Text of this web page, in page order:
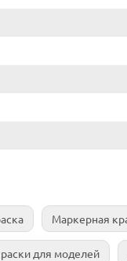
Маркерная
для моделей